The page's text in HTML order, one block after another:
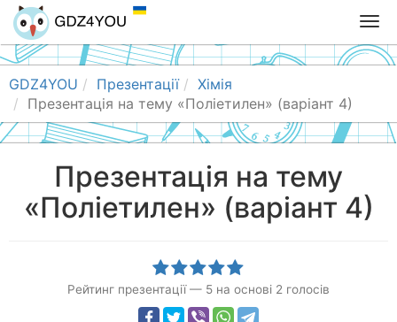
T
o
g
e
n
i
g
GDZ4YOU Презентації
Хімія
Презентація на тему «Поліетилен» (варіант 4)
Презентація на тему
«Поліетилен» (варіант 4)
Рейтинг презентації — 5 на основі 2 голосів